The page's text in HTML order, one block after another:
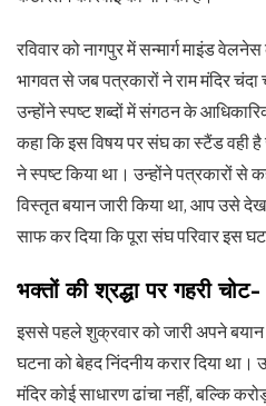
रविवार को नागपुर में सन्मार्ग माइंड
भागवत से जब पत्रकारों ने राम मंदिर चंदा
उन्होंने स्पष्ट शब्दों में संगठन के
कहा कि इस विषय पर संघ का स्टैंड वही
ने स्पष्ट किया था। उन्होंने पत्रकारों से
विस्तृत बयान जारी किया था, आप उसे
साफ कर दिया कि पूरा संघ परिवार इस
भक्तों की श्रद्धा पर गहरी
इससे पहले शुक्रवार को जारी अपने बयान
घटना को बेहद निंदनीय करार दिया था।
मंदिर कोई साधारण ढांचा नहीं, बल्कि